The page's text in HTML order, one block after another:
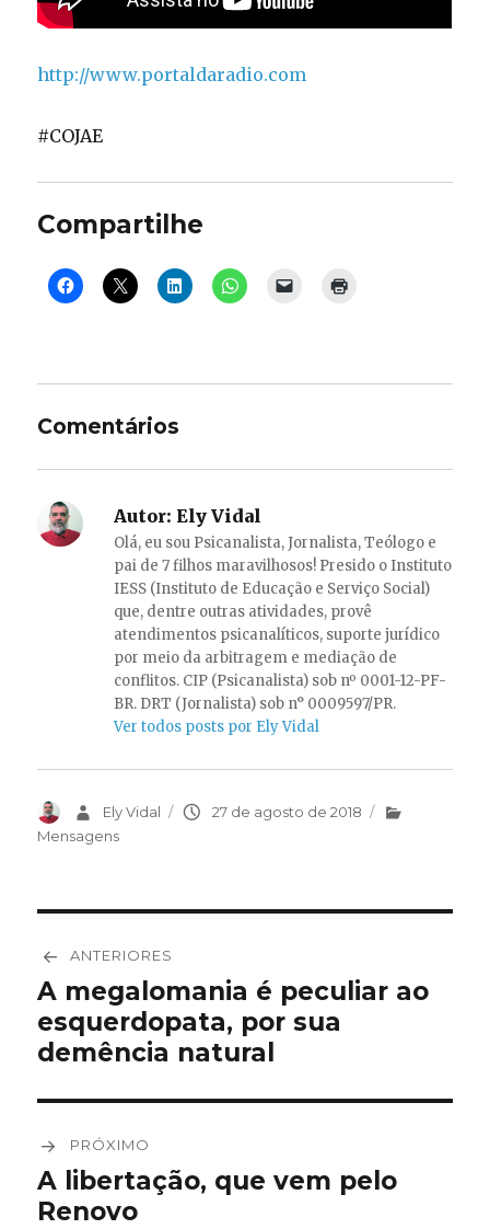
http://www.portaldaradio.com
#COJAE
Compartilhe
Comentários
Autor: Ely Vidal
Olá, eu sou Psicanalista, Jornalista, Teólogo e
pai de 7 filhos maravilhosos! Presido o Instituto
IESS (Instituto de Educação e Serviço Social)
que, dentre outras atividades, provê
atendimentos psicanalíticos, suporte jurídico
por meio da arbitragem e mediação de
conflitos. CIP (Psicanalista) sob nº 0001-12-PF-
BR. DRT (Jornalista) sob n° 0009597/PR.
Ver todos posts por Ely Vidal
AutorEly Vidal
Publicado
27 de agosto de 2018
Categorias
Mensagens
de
Post
ANTERIORES
Post
anterior:
A megalomania é peculiar ao
esquerdopata, por sua
demência natural
PRÓXIMO
Próximo
post:
A libertação, que vem pelo
Renovo